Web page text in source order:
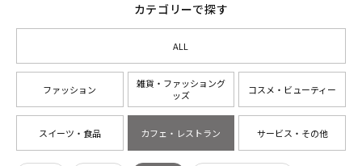
カテゴリーで探す
ALL
ファッション
雑貨・ファッショング
ッズ
コスメ・ビューティー
スイーツ・食品 カフェ・レストラン サービス・その他